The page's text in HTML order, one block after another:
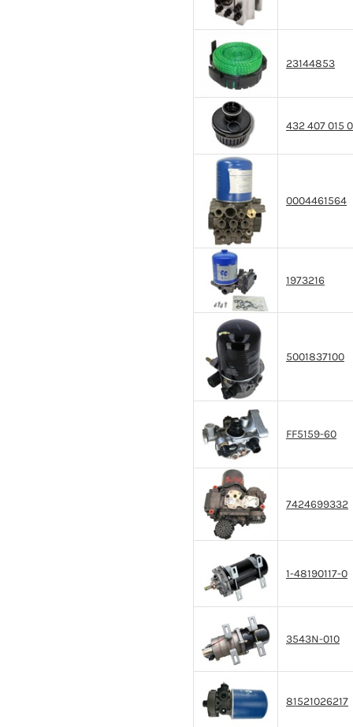
23144853
432 407 015 0
0004461564
1973216
5001837100
FF5159-60
7424699332
1-48190117-0
3543N-010
81521026217